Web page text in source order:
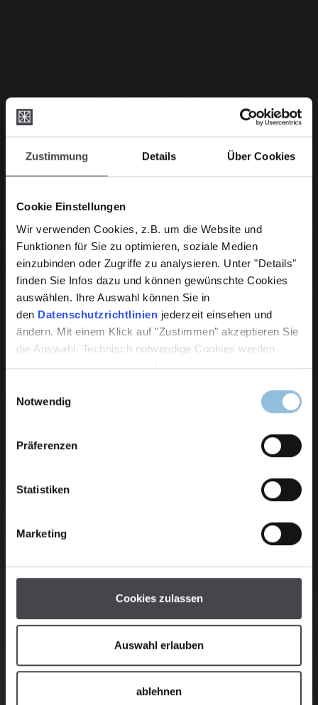
Zustimmung Details Über Cookies
Cookie Einstellungen
Wir verwenden Cookies, z.B. um die Website und
Funktionen für Sie zu optimieren, soziale Medien
einzubinden oder Zugriffe zu analysieren. Unter "Details"
finden Sie Infos dazu und können gewünschte Cookies
auswählen. Ihre Auswahl können Sie in
den Datenschutzrichtlinien jederzeit einsehen und
ändern. Mit einem Klick auf "Zustimmen" akzeptieren Sie
die Auswahl. Technisch notwendige Cookies werden
auch gesetzt, wenn Sie die Auswahl
Notwendig
Präferenzen
Statistiken
Marketing
Cookies zulassen
Auswahl erlauben
ablehnen